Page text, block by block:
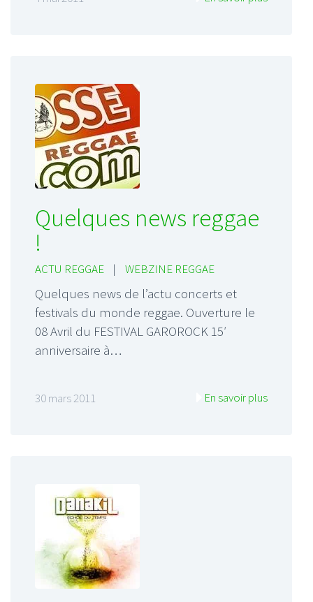
Quelques news reggae
!
ACTU REGGAE | WEBZINE REGGAE
Quelques news de l’actu concerts et
festivals du monde reggae. Ouverture le
08 Avril du FESTIVAL GAROROCK 15′
anniversaire à…
30 mars 2011 En savoir plus